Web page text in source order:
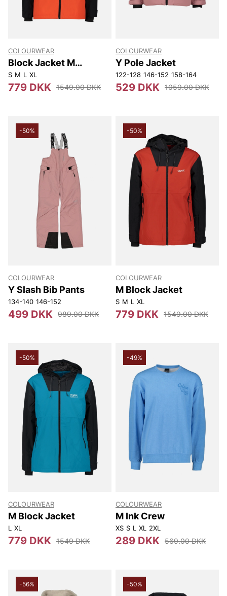
COLOURWEAR
Block Jacket M
Jackets.
S M L XL
779 DKK 1549.00 DKK
COLOURWEAR
Y Pole Jacket
122-128 146-152 158-164
529 DKK 1059.00 DKK
-50%
COLOURWEAR
Y Slash Bib Pants
134-140 146-152
499 DKK 989.00 DKK
-50%
COLOURWEAR
M Block Jacket
S M L XL
779 DKK 1549.00 DKK
-50%
COLOURWEAR
M Block Jacket
L XL
779 DKK 1549 DKK
-49%
COLOURWEAR
M Ink Crew
XS S L XL 2XL
289 DKK 569.00 DKK
-56% -50%